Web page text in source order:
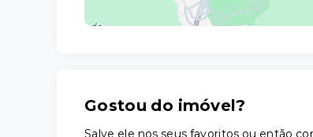
Gostou do imóvel?
Salve ele nos seus favoritos ou então